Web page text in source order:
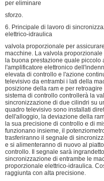
per eliminare
sforzo.
6. Principale di lavoro di
elettrico-idraulica
valvola proporzionale per
macchine. La valvola
la buona prestazione quale
l'amplificatore elettronico
elevata di controllo e l'azione
televisivo da entrambi i lati della
posizione della ram e per
sistema di controllo controllerà la
sincronizzazione di due cilindri su
quadro televisivo sono installati
dell'alloggio, la deviazione della
la sua precisione di controllo e di
funzionano insieme, il
trasferiranno il segnale di
e si alimenteranno di nuovo al
controllo. Il segnale sarà
sincronizzazione di entrambe le
proporzionale elettrico-idraulica.
raggiunta con alta precisione.